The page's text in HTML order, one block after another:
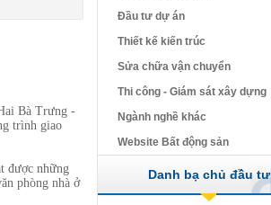
Bà Trưng -
trình giao
được những
phòng nhà ở
Đầu tư dự án
Thiết kế kiến trúc
Sửa chữa vận chuyển
Thi công - Giám sát xây dựng
Ngành nghề khác
Website Bất động sản
Danh bạ chủ đầu tư